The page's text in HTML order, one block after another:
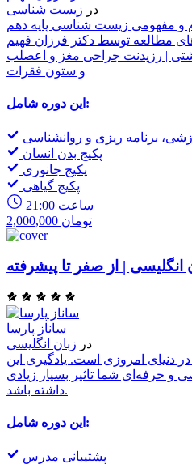
در زیست شناسی
و مفهومی زیست شناسی پایه دهم
مطالعه توسط دکتر فرزان فهیم
| رزیدنت جراحی مغز و اعصلب
و ستون فقرات
این دوره شامل:
برنامه ریزی و روانشناسی
پکیج بدن انسان
پکیج جانوری
پکیج گیاهی
21:00 ساعت
2,000,000 تومان
| از صفر تا پیشرفته
ساناز پارسا
در زبان انگلیسی
دنیای امروزی است. یادگیری این
و حرفه‌ای شما تاثیر بسیار زیادی
داشته باشد.
این دوره شامل:
پشتیبانی مدرس